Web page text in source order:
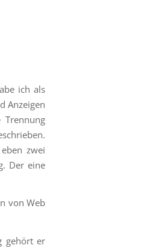
ich als
Anzeigen
zwei
Der eine
von Web
gehört er